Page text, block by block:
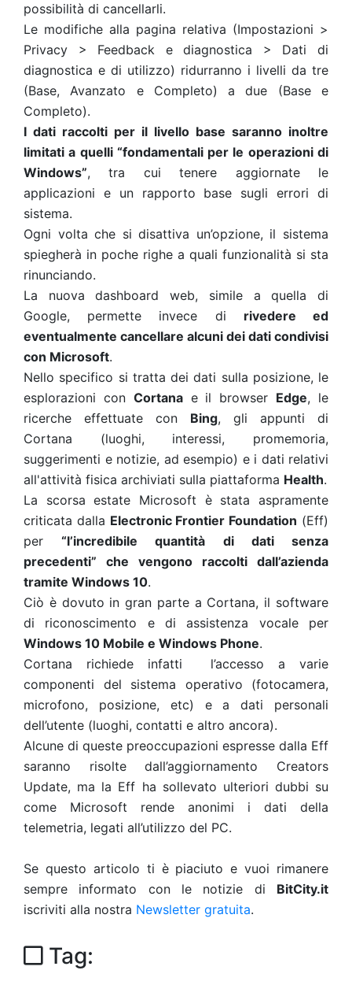
possibilità di cancellarli.
Le modifiche alla pagina relativa (Impostazioni >
Privacy > Feedback e diagnostica > Dati di
diagnostica e di utilizzo) ridurranno i livelli da tre
(Base, Avanzato e Completo) a due (Base e
Completo).
I dati raccolti per il livello base saranno inoltre
limitati a quelli “fondamentali per le operazioni di
Windows”, tra cui tenere aggiornate le
applicazioni e un rapporto base sugli errori di
sistema.
Ogni volta che si disattiva un’opzione, il sistema
spiegherà in poche righe a quali funzionalità si sta
rinunciando.
La nuova dashboard web, simile a quella di
Google, permette invece di rivedere ed
eventualmente cancellare alcuni dei dati condivisi
con Microsoft.
Nello specifico si tratta dei dati sulla posizione, le
esplorazioni con Cortanae il browser Edge, le
ricerche effettuate con Bing, gli appunti di
Cortana (luoghi, interessi, promemoria,
suggerimenti e notizie, ad esempio) e i dati relativi
all'attività fisica archiviati sulla piattaforma Health.
La scorsa estate Microsoft è stata aspramente
criticata dalla Electronic Frontier Foundation (Eff)
per“l’incredibile quantità di dati senza
precedenti” che vengono raccolti dall’azienda
tramite Windows 10.
Ciò è dovuto in gran parte a Cortana, il software
di riconoscimento e di assistenza vocale per
Windows 10 Mobile e Windows Phone.
Cortana richiede infatti l’accesso a varie
componenti del sistema operativo (fotocamera,
microfono, posizione, etc) e a dati personali
dell’utente (luoghi, contatti e altro ancora).
Alcune di queste preoccupazioni espresse dalla Eff
saranno risolte dall’aggiornamento Creators
Update, ma la Eff ha sollevato ulteriori dubbi su
come Microsoft rende anonimi i dati della
telemetria, legati all’utilizzo del PC.
Se questo articolo ti è piaciuto e vuoi rimanere
sempre informato con le notizie di BitCity.it
iscriviti alla nostra Newsletter gratuita.
Tag: